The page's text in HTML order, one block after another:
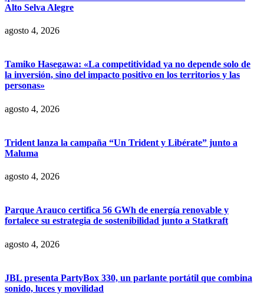
Alto Selva Alegre
agosto 4, 2026
Tamiko Hasegawa: «La competitividad ya no depende solo de
la inversión, sino del impacto positivo en los territorios y las
personas»
agosto 4, 2026
Trident lanza la campaña “Un Trident y Libérate” junto a
Maluma
agosto 4, 2026
Parque Arauco certifica 56 GWh de energía renovable y
fortalece su estrategia de sostenibilidad junto a Statkraft
agosto 4, 2026
JBL presenta PartyBox 330, un parlante portátil que combina
sonido, luces y movilidad